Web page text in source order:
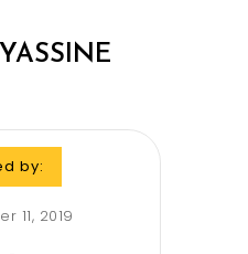
by:
11, 2019